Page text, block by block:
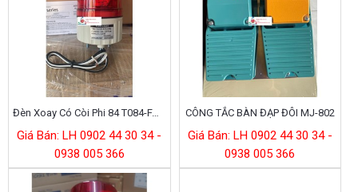
Đèn Xoay Có Còi Phi 84 T084-FAA11R-D
Giá Bán: LH 0902 44 30 34 -
0938 005 366
CÔNG TẮC BÀN ĐẠP ĐÔI MJ-802
Giá Bán: LH 0902 44 30 34 -
0938 005 366